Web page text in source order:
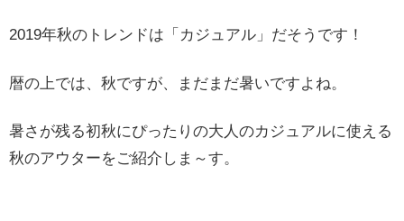
2019年秋のトレンドは「カジュアル」だそうです！
暦の上では、秋ですが、まだまだ暑いですよね。
暑さが残る初秋にぴったりの大人のカジュアルに使える
秋のアウターをご紹介しま～す。